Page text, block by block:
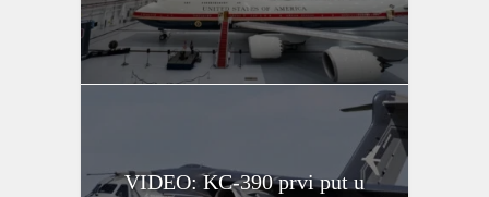
VIDEO: KC-390 prvi put u